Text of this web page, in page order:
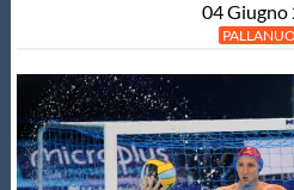
Fondo
Salvamento
04Giugno